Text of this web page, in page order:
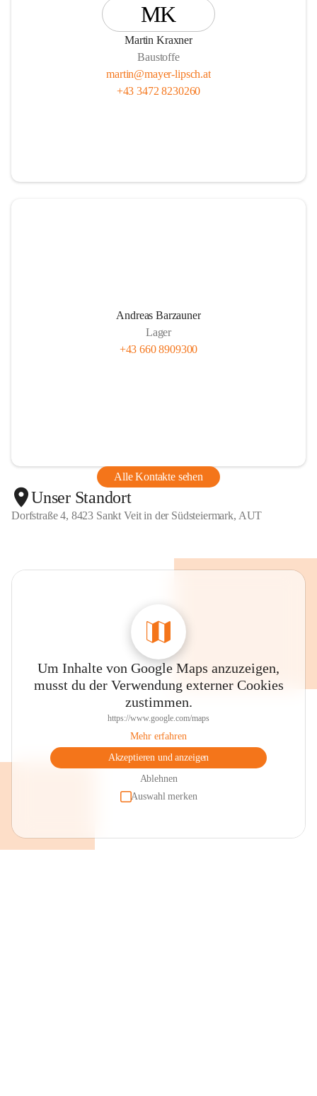
MK
Martin Kraxner
Baustoffe
martin@mayer-lipsch.at
+43 3472 8230260
Andreas Barzauner
Lager
+43 660 8909300
Alle Kontakte sehen
Unser Standort
Dorfstraße 4, 8423 Sankt Veit in der Südsteiermark, AUT
Um Inhalte von Google Maps anzuzeigen,
musst du der Verwendung externer Cookies
zustimmen.
https://www.google.com/maps
Mehr erfahren
Akzeptieren und anzeigen
Ablehnen
Auswahl merken